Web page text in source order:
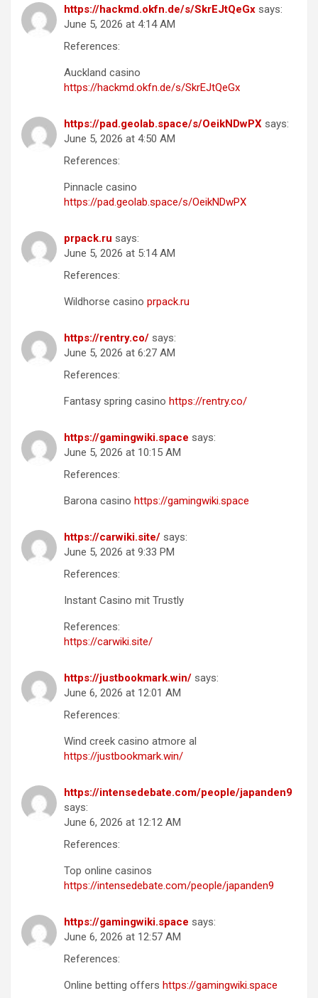
https://hackmd.okfn.de/s/SkrEJtQeGx says:
June 5, 2026 at 4:14 AM
References:
Auckland casino
https://hackmd.okfn.de/s/SkrEJtQeGx
https://pad.geolab.space/s/OeikNDwPX says:
June 5, 2026 at 4:50 AM
References:
Pinnacle casino
https://pad.geolab.space/s/OeikNDwPX
prpack.ru says:
June 5, 2026 at 5:14 AM
References:
Wildhorse casino prpack.ru
https://rentry.co/ says:
June 5, 2026 at 6:27 AM
References:
Fantasy spring casino https://rentry.co/
https://gamingwiki.space says:
June 5, 2026 at 10:15 AM
References:
Barona casino https://gamingwiki.space
https://carwiki.site/ says:
June 5, 2026 at 9:33 PM
References:
Instant Casino mit Trustly
References:
https://carwiki.site/
https://justbookmark.win/ says:
June 6, 2026 at 12:01 AM
References:
Wind creek casino atmore al
https://justbookmark.win/
https://intensedebate.com/people/japanden9
says:
June 6, 2026 at 12:12 AM
References:
Top online casinos
https://intensedebate.com/people/japanden9
https://gamingwiki.space says:
June 6, 2026 at 12:57 AM
References:
Online betting offers https://gamingwiki.space